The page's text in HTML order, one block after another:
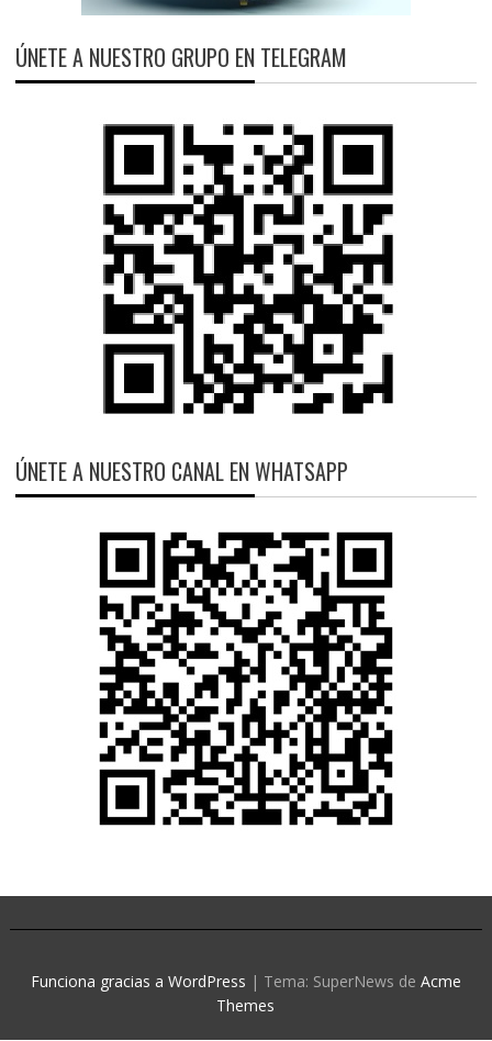
ÚNETE A NUESTRO GRUPO EN TELEGRAM
ÚNETE A NUESTRO CANAL EN WHATSAPP
Funciona gracias a WordPress | Tema: SuperNews de Acme
Themes